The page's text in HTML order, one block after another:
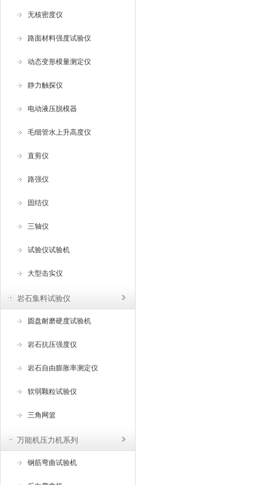
无核密度仪
路面材料强度试验仪
动态变形模量测定仪
静力触探仪
电动液压脱模器
毛细管水上升高度仪
直剪仪
路强仪
固结仪
三轴仪
试验仪试验机
大型击实仪
岩石集料试验仪
圆盘耐磨硬度试验机
岩石抗压强度仪
岩石自由膨胀率测定仪
软弱颗粒试验仪
三角网篮
万能机压力机系列
钢筋弯曲试验机